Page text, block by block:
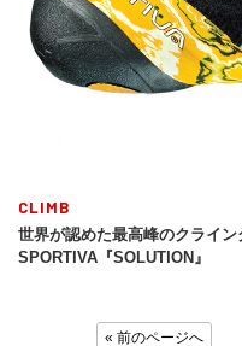
CLIMB
世界が認めた最高峰のクライ
SPORTIVA『SOLUTION』
« 前のページへ